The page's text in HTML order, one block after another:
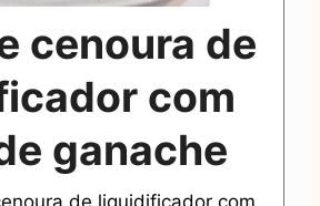
cenoura de
com
ganache